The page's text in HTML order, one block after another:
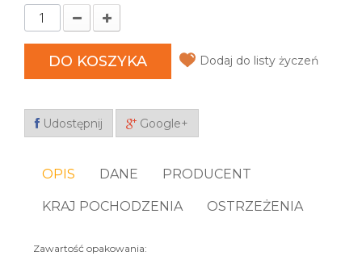
DO KOSZYKA Dodaj do listy życzeń
Udostępnij Google+
OPIS DANE PRODUCENT
KRAJ POCHODZENIA OSTRZEŻENIA
Zawartość opakowania: